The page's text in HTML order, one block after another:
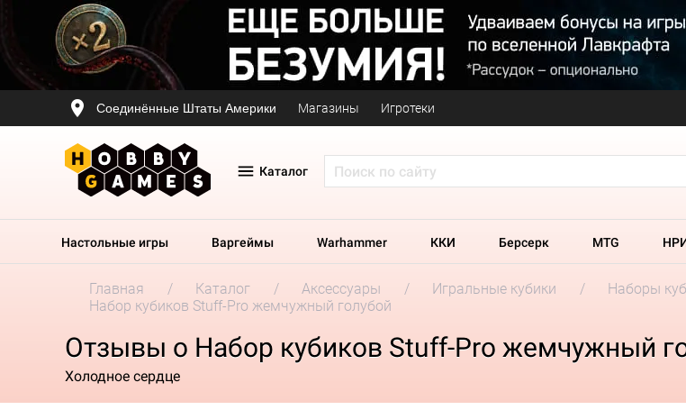
Соединённые Штаты Америки Магазины Игротеки
Каталог
Настольные игры Варгеймы Warhammer ККИ Берсерк MTG
Главная Каталог Аксессуары Игральные кубики Наборы
Набор кубиков Stuff-Pro жемчужный голубой
Отзывы о Набор кубиков Stuff-Pro жемчужный
Холодное сердце